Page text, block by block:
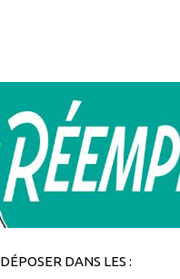
DANS LES :